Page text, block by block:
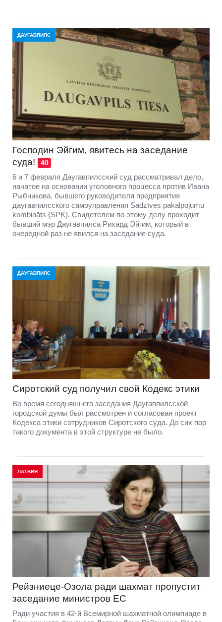
ДАУГАВПИЛС
Господин Эйгим, явитесь на заседание
суда!
40
6 и 7 февраля Даугавпилсский суд рассматривал дело,
начатое на основании уголовного процесса против Ивана
Рыбникова, бывшего руководителя предприятия
даугавпилсского самоуправления Sadzīves pakalpojumu
kombināts (SPK). Свидетелем по этому делу проходит
бывший мэр Даугавпилса Рихард Эйгим, который в
очередной раз не явился на заседание суда.
ДАУГАВПИЛС
Сиротский суд получил свой Кодекс этики
Во время сегодняшнего заседания Даугавпилсской
городской думы был рассмотрен и согласован проект
Кодекса этики сотрудников Сиротского суда. До сих пор
такого документа в этой структуре не было.
ЛАТВИЯ
Рейзниеце-Озола ради шахмат пропустит
заседание министров ЕС
Ради участия в 42-й Всемирной шахматной олимпиаде в